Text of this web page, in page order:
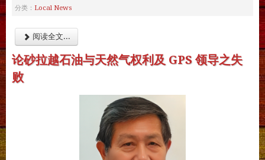
分类： Local News
阅读全文...
论砂拉越石油与天然气权利及 GPS 领导之失
败